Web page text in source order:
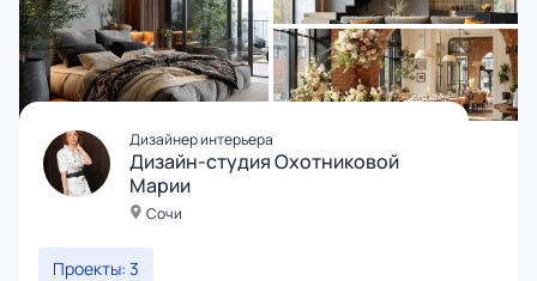
Дизайнер интерьера
Дизайн-студия Охотниковой
Марии
Сочи
Проекты: 3